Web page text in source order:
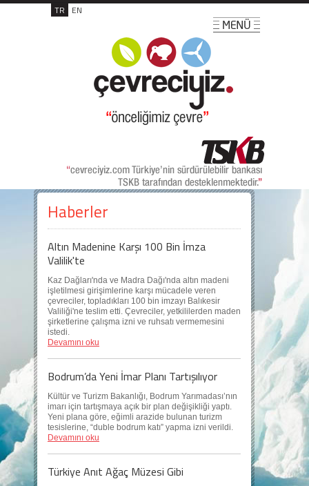
TR EN
Haberler
Altın Madenine Karşı 100 Bin İmza
Valilik'te
Kaz Dağları'nda ve Madra Dağı'nda altın madeni
işletilmesi girişimlerine karşı mücadele veren
çevreciler, topladıkları 100 bin imzayı Balıkesir
Valiliği'ne teslim etti. Çevreciler, yetkililerden maden
şirketlerine çalışma izni ve ruhsatı vermemesini
istedi.
Devamını oku
Bodrum’da Yeni İmar Planı Tartışılıyor
Kültür ve Turizm Bakanlığı, Bodrum Yarımadası’nın
imarı için tartışmaya açık bir plan değişikliği yaptı.
Yeni plana göre, eğimli arazide bulunan turizm
tesislerine, “duble bodrum katı” yapma izni verildi.
Devamını oku
Türkiye Anıt Ağaç Müzesi Gibi